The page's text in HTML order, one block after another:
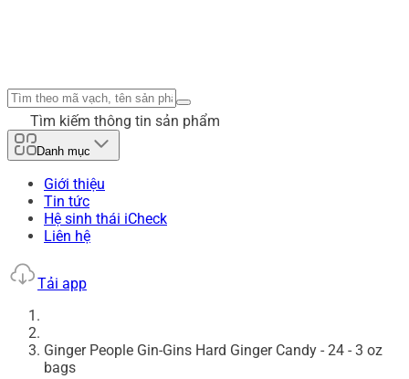
Tìm kiếm thông tin sản phẩm
Danh mục
Giới thiệu
Tin tức
Hệ sinh thái iCheck
Liên hệ
Tải app
Ginger People Gin-Gins Hard Ginger Candy - 24 - 3 oz
bags